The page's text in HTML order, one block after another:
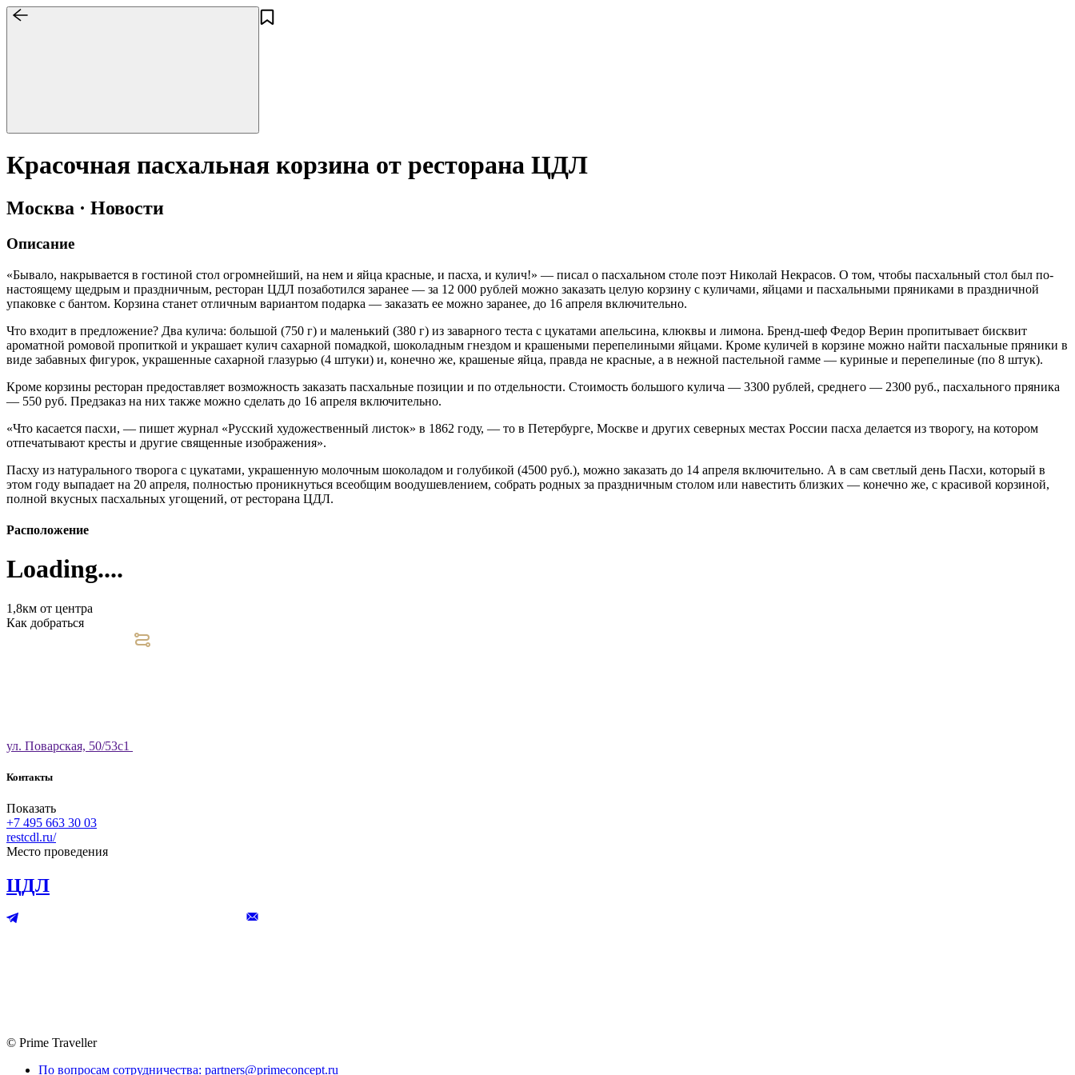
Красочная пасхальная корзина от ресторана ЦДЛ
Москва · Новости
Описание
«Бывало, накрывается в гостиной стол огромнейший, на нем и яйца красные, и пасха, и кулич!» — писал о пасхальном столе поэт Николай Некрасов. О том, чтобы пасхальный стол был по-
настоящему щедрым и праздничным, ресторан ЦДЛ позаботился заранее — за 12 000 рублей можно заказать целую корзину с куличами, яйцами и пасхальными пряниками в праздничной
упаковке с бантом. Корзина станет отличным вариантом подарка — заказать ее можно заранее, до 16 апреля включительно.
Что входит в предложение? Два кулича: большой (750 г) и маленький (380 г) из заварного теста с цукатами апельсина, клюквы и лимона. Бренд-шеф Федор Верин пропитывает бисквит
ароматной ромовой пропиткой и украшает кулич сахарной помадкой, шоколадным гнездом и крашеными перепелиными яйцами. Кроме куличей в корзине можно найти пасхальные пряники в
виде забавных фигурок, украшенные сахарной глазурью (4 штуки) и, конечно же, крашеные яйца, правда не красные, а в нежной пастельной гамме — куриные и перепелиные (по 8 штук).
Кроме корзины ресторан предоставляет возможность заказать пасхальные позиции и по отдельности. Стоимость большого кулича — 3300 рублей, среднего — 2300 руб., пасхального пряника
— 550 руб. Предзаказ на них также можно сделать до 16 апреля включительно.
«Что касается пасхи, — пишет журнал «Русский художественный листок» в 1862 году, — то в Петербурге, Москве и других северных местах России пасха делается из творогу, на котором
отпечатывают кресты и другие священные изображения».
Пасху из натурального творога с цукатами, украшенную молочным шоколадом и голубикой (4500 руб.), можно заказать до 14 апреля включительно. А в сам светлый день Пасхи, который в
этом году выпадает на 20 апреля, полностью проникнуться всеобщим воодушевлением, собрать родных за праздничным столом или навестить близких — конечно же, с красивой корзиной,
полной вкусных пасхальных угощений, от ресторана ЦДЛ.
Расположение
Loading....
1,8км от центра
Как добраться
ул. Поварская, 50/53с1
Контакты
Показать
+7 495 663 30 03
restcdl.ru/
Место проведения
ЦДЛ
© Prime Traveller
По вопросам сотрудничества: partners@primeconcept.ru